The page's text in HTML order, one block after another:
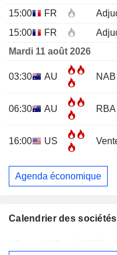
15:00
FR
15:00
FR
Mardi 11 août 2026
03:30 AU
06:30 AU
16:00 US
Agenda économique
Calendrier des sociétés